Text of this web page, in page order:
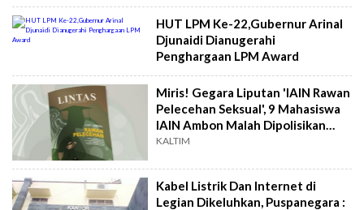
HUT LPM Ke-22,Gubernur Arinal
Djunaidi Dianugerahi
Penghargaan LPM Award
Miris! Gegara Liputan 'IAIN Rawan
Pelecehan Seksual', 9 Mahasiswa
IAIN Ambon Malah Dipolisikan
Kampusnya
KALTIM
Kabel Listrik Dan Internet di
Legian Dikeluhkan, Puspanegara :